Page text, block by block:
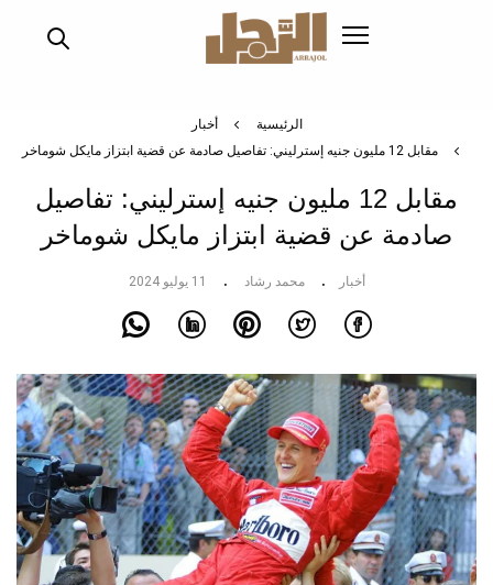
الرئيسية
أخبار
مقابل 12 مليون جنيه إسترليني: تفاصيل صادمة عن قضية ابتزاز مايكل شوماخر
مقابل 12 مليون جنيه إسترليني: تفاصيل
صادمة عن قضية ابتزاز مايكل شوماخر
أخبار محمد رشاد 11 يوليو 2024